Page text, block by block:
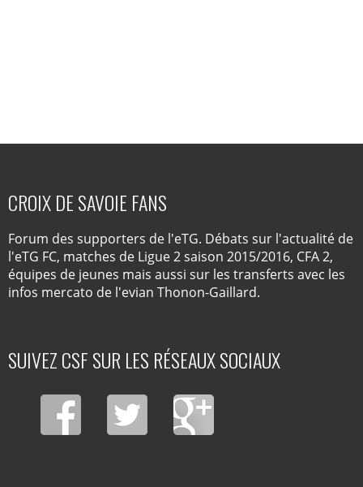
CROIX DE SAVOIE FANS
Forum des supporters de l'eTG. Débats sur l'actualité de
l'eTG FC, matches de Ligue 2 saison 2015/2016, CFA 2,
équipes de jeunes mais aussi sur les transferts avec les
infos mercato de l'evian Thonon-Gaillard.
SUIVEZ CSF SUR LES RÉSEAUX SOCIAUX